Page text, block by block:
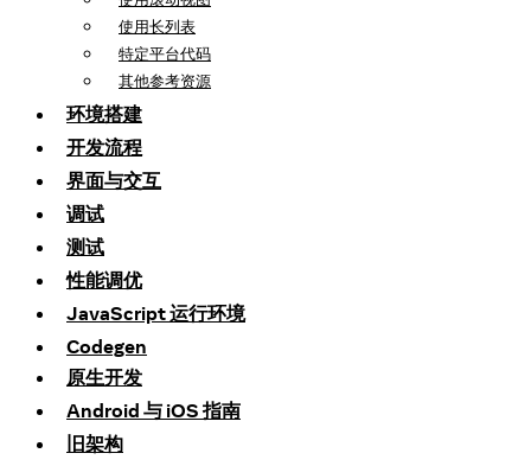
使用长列表
特定平台代码
其他参考资源
环境搭建
开发流程
界面与交互
调试
测试
性能调优
JavaScript 运行环境
Codegen
原生开发
Android 与 iOS 指南
旧架构